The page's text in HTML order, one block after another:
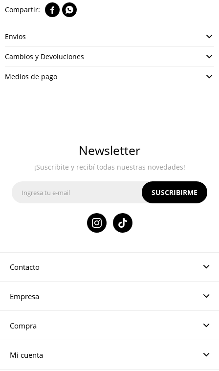
 
Envíos
Cambios y Devoluciones
Medios de pago
Contacto
Empresa
Compra
Mi cuenta
Newsletter
¡Suscribite y recibí todas nuestras novedades!
SUSCRIBIRME
